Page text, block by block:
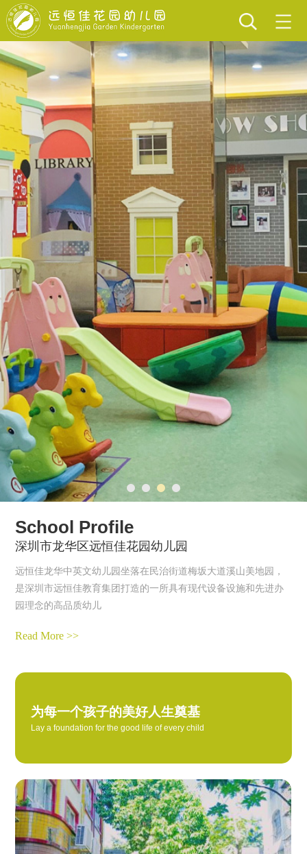
School Profile
深圳市龙华区远恒佳花园幼儿园
远恒佳龙华中英文幼儿园坐落在民治街道梅坂大道溪山美地园，
是深圳市远恒佳教育集团打造的一所具有现代设备设施和先进办
园理念的高品质幼儿
Read More >>
为每一个孩子的美好人生奠基
Lay a foundation for the good life of every child